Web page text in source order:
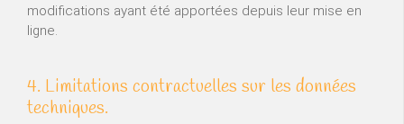
modifications ayant été apportées depuis leur mise en
ligne.
4. Limitations contractuelles sur les données
techniques.